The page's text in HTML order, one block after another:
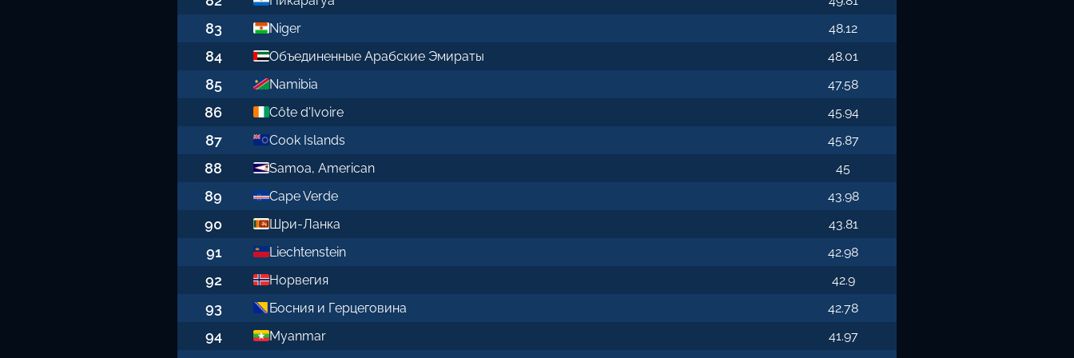
83 Niger 48.12
84 Объединенные Арабские Эмираты 48.01
85 Namibia 47.58
86 Côte d'Ivoire 45.94
87 Cook Islands 45.87
88 Samoa, American 45
89 Cape Verde 43.98
90 Шри-Ланка 43.81
91 Liechtenstein 42.98
92 Норвегия 42.9
93 Босния и Герцеговина 42.78
94 Myanmar 41.97